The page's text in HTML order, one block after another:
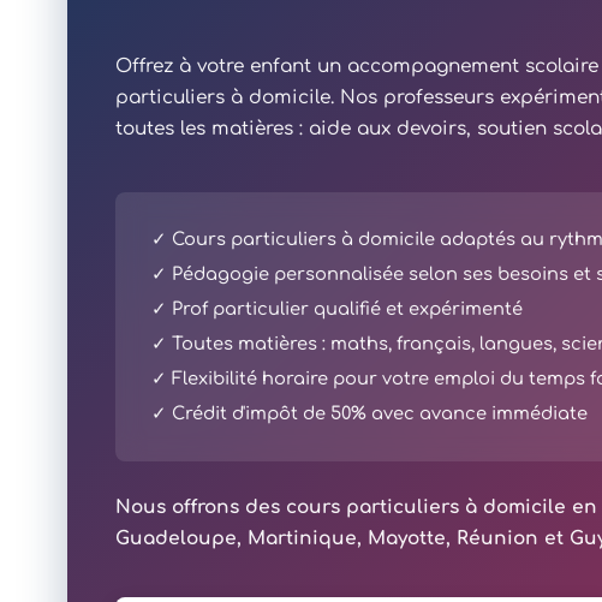
Offrez à votre enfant un accompagnement
particuliers à domicile. Nos professeurs
toutes les matières : aide aux devoirs, soutien
✓ Cours particuliers à domicile adaptés au
✓ Pédagogie personnalisée selon ses besoins et
✓ Prof particulier qualifié et expérimenté
✓ Toutes matières : maths, français, langues,
✓ Flexibilité horaire pour votre emploi du temps
✓ Crédit d'impôt de 50% avec avance immédiate
Nous offrons des cours particuliers à domicile
Guadeloupe, Martinique, Mayotte, Réunion et